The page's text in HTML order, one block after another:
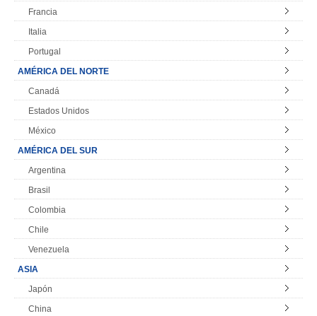
Francia
Italia
Portugal
AMÉRICA DEL NORTE
Canadá
Estados Unidos
México
AMÉRICA DEL SUR
Argentina
Brasil
Colombia
Chile
Venezuela
ASIA
Japón
China